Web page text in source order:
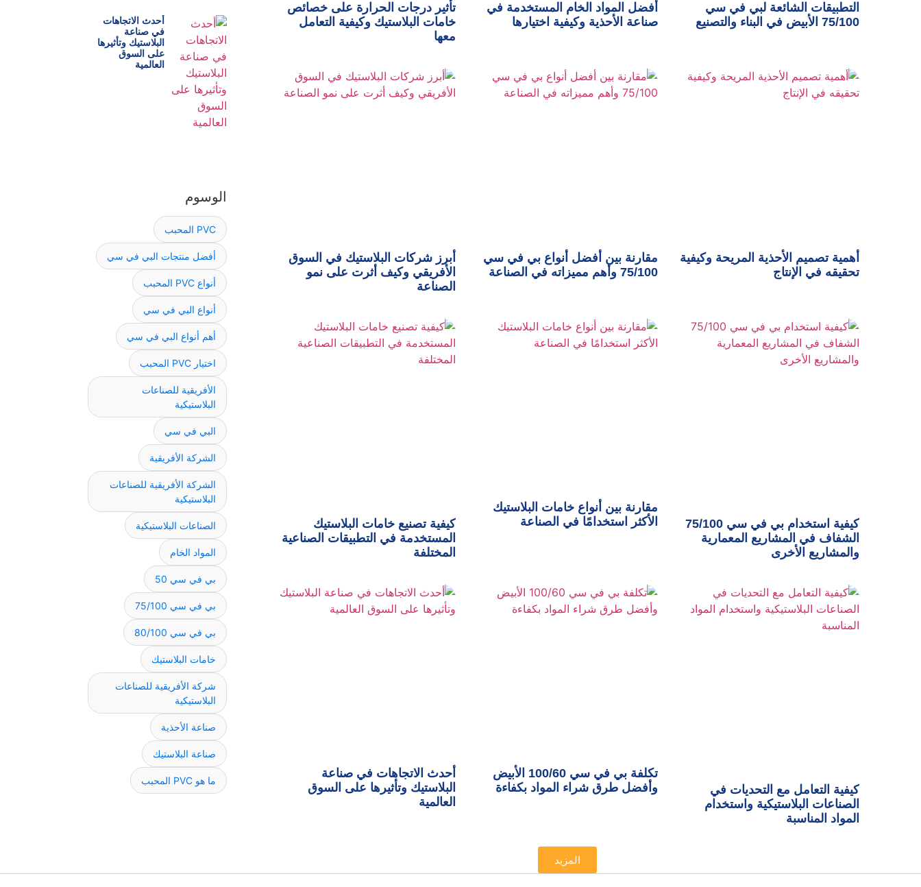
التطبيقات الشائعة لبي في سي
75/100 الأبيض في البناء والتصنيع
أفضل المواد الخام المستخدمة في
صناعة الأحذية وكيفية اختيارها
تأثير درجات الحرارة على خصائص
خامات البلاستيك وكيفية التعامل
معها
أهمية تصميم الأحذية المريحة وكيفية
تحقيقه في الإنتاج
مقارنة بين أفضل أنواع بي في سي
75/100 وأهم مميزاته في الصناعة
أبرز شركات البلاستيك في السوق
الأفريقي وكيف أثرت على نمو
الصناعة
كيفية استخدام بي في سي 75/100
الشفاف في المشاريع المعمارية
والمشاريع الأخرى
مقارنة بين أنواع خامات البلاستيك
الأكثر استخدامًا في الصناعة
كيفية تصنيع خامات البلاستيك
المستخدمة في التطبيقات الصناعية
المختلفة
كيفية التعامل مع التحديات في
الصناعات البلاستيكية واستخدام
المواد المناسبة
تكلفة بي في سي 100/60 الأبيض
وأفضل طرق شراء المواد بكفاءة
أحدث الاتجاهات في صناعة
البلاستيك وتأثيرها على السوق
العالمية
المزيد
أحدث الاتجاهات
في صناعة
البلاستيك وتأثيرها
على السوق
العالمية
الوسوم
PVC المحبب
أفضل منتجات البي في سي
أنواع PVC المحبب
أنواع البي في سي
أهم أنواع البي في سي
اختيار PVC المحبب
الأفريقية للصناعات
البلاستيكية
البي في سي
الشركة الأفريقية
الشركة الأفريقية للصناعات
البلاستيكية
الصناعات البلاستيكية
المواد الخام
بي في سي 50
بي في سي 75/100
بي في سي 80/100
خامات البلاستيك
شركة الأفريقية للصناعات
البلاستيكية
صناعة الأحذية
صناعة البلاستيك
ما هو PVC المحبب